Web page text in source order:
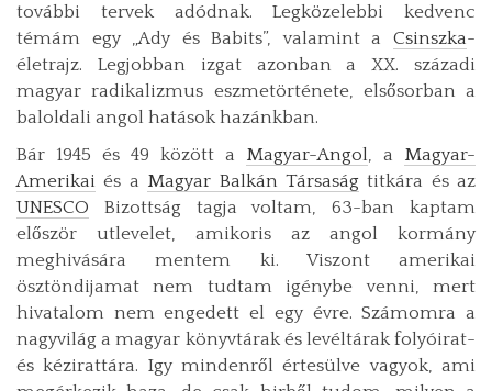
további tervek adódnak. Legközelebbi kedvenc
témám egy „Ady és Babits”, valamint a Csinszka-
életrajz. Legjobban izgat azonban a XX. századi
magyar radikalizmus eszmetörténete, elsősorban a
baloldali angol hatások hazánkban.
Bár 1945 és 49 között a Magyar-Angol, a Magyar-
Amerikai és a Magyar Balkán Társaságtitkára és az
UNESCO Bizottság tagja voltam, 63-ban kaptam
először utlevelet, amikoris az angol kormány
meghivására mentem ki. Viszont amerikai
ösztöndijamat nem tudtam igénybe venni, mert
hivatalom nem engedett el egy évre. Számomra a
nagyvilág a magyar könyvtárak és levéltárak folyóirat-
és kézirattára. Igy mindenről értesülve vagyok, ami